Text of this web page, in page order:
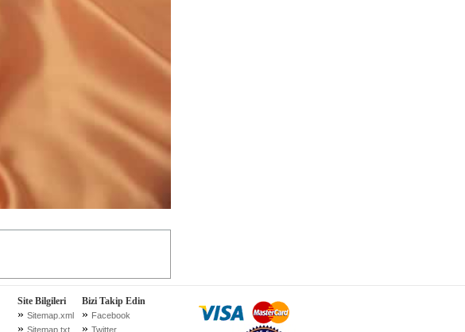
Site Bilgileri
» Sitemap.xml
» Sitemap.txt
Bizi Takip Edin
» Facebook
» Twitter